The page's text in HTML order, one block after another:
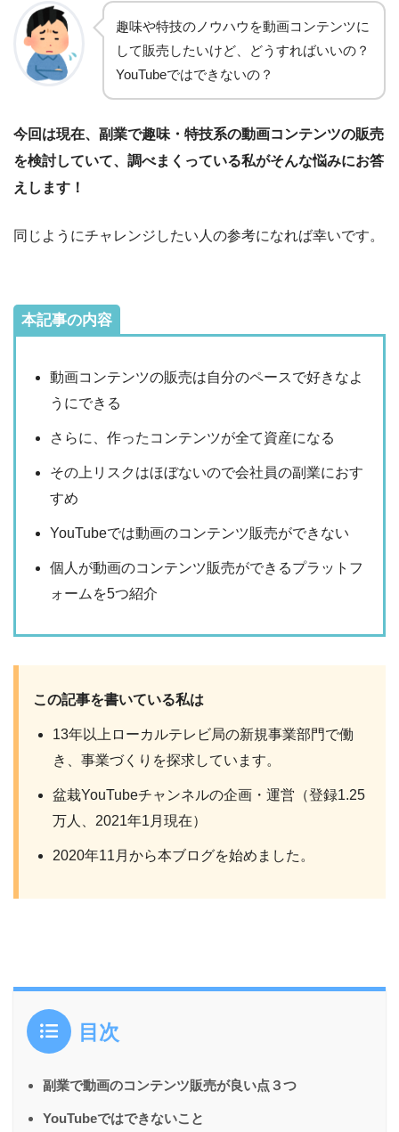
趣味や特技のノウハウを動画コンテンツに
して販売したいけど、どうすればいいの？
YouTubeではできないの？
今回は現在、副業で趣味・特技系の動画コンテンツの販売
を検討していて、調べまくっている私がそんな悩みにお答
えします！
同じようにチャレンジしたい人の参考になれば幸いです。
本記事の内容
動画コンテンツの販売は自分のペースで好きなよ
うにできる
さらに、作ったコンテンツが全て資産になる
その上リスクはほぼないので会社員の副業におす
すめ
YouTubeでは動画のコンテンツ販売ができない
個人が動画のコンテンツ販売ができるプラットフ
ォームを5つ紹介
この記事を書いている私は
13年以上ローカルテレビ局の新規事業部門で働
き、事業づくりを探求しています。
盆栽YouTubeチャンネルの企画・運営（登録1.25
万人、2021年1月現在）
2020年11月から本ブログを始めました。
目次
副業で動画のコンテンツ販売が良い点３つ
YouTubeではできないこと